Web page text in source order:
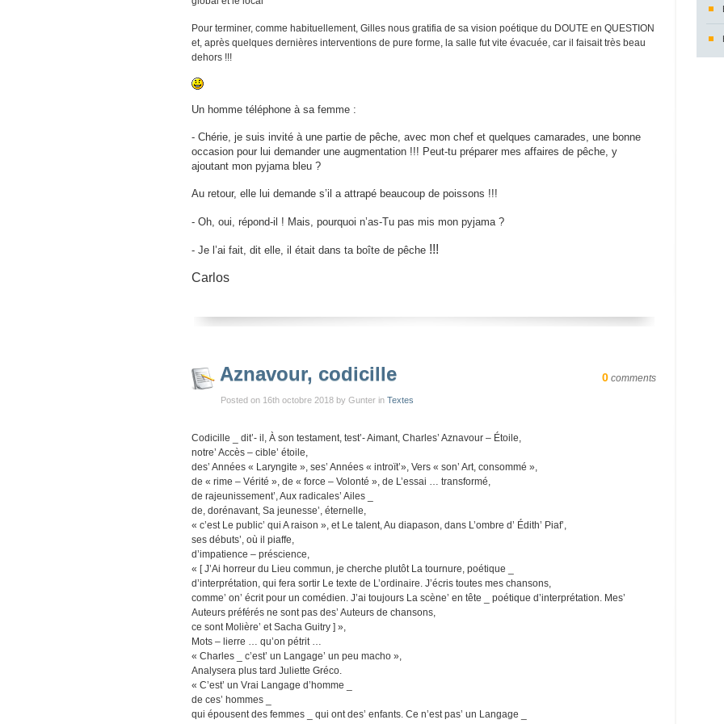
Pour terminer, comme habituellement, Gilles nous gratifia de sa vision poétique du DOUTE en QUESTION
et, après quelques dernières interventions de pure forme, la salle fut vite évacuée, car il faisait très beau
dehors !!!
Un homme téléphone à sa femme :
- Chérie, je suis invité à une partie de pêche, avec mon chef et quelques camarades, une bonne
occasion pour lui demander une augmentation !!! Peut-tu préparer mes affaires de pêche, y
ajoutant mon pyjama bleu ?
Au retour, elle lui demande s’il a attrapé beaucoup de poissons !!!
- Oh, oui, répond-il ! Mais, pourquoi n’as-Tu pas mis mon pyjama ?
- Je l’ai fait, dit elle, il était dans ta boîte de pêche !!!
Carlos
Aznavour, codicille 0 comments
Posted on 16th octobre 2018 by Gunter in Textes
Codicille _ dit’- il, À son testament, test’- Aimant, Charles’ Aznavour – Étoile,
notre’ Accès – cible’ étoile,
des’ Années « Laryngite », ses’ Années « introït’», Vers « son’ Art, consommé »,
de « rime – Vérité », de « force – Volonté », de L’essai … transformé,
de rajeunissement’, Aux radicales’ Ailes _
de, dorénavant, Sa jeunesse’, éternelle,
« c’est Le public’ qui A raison », et Le talent, Au diapason, dans L’ombre d’ Édith’ Piaf’,
ses débuts’, où il piaffe,
d’impatience – préscience,
« [ J’Ai horreur du Lieu commun, je cherche plutôt La tournure, poétique _
d’interprétation, qui fera sortir Le texte de L’ordinaire. J’écris toutes mes chansons,
comme’ on’ écrit pour un comédien. J’ai toujours La scène’ en tête _ poétique d’interprétation. Mes’
Auteurs préférés ne sont pas des’ Auteurs de chansons,
ce sont Molière’ et Sacha Guitry ] »,
Mots – lierre … qu’on pétrit …
« Charles _ c’est’ un Langage’ un peu macho »,
Analysera plus tard Juliette Gréco.
« C’est’ un Vrai Langage d’homme _
de ces’ hommes _
qui épousent des femmes _ qui ont des’ enfants. Ce n’est pas’ un Langage _